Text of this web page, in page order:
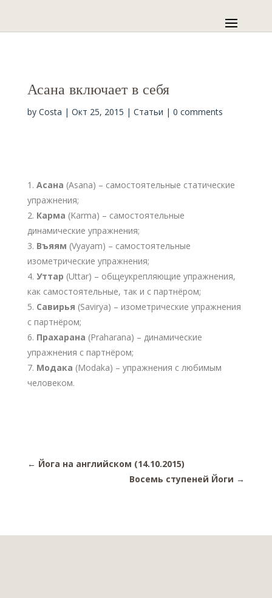
Асана включает в себя
by Costa | Окт 25, 2015 | Статьи | 0 comments
Асана (Asana) – самостоятельные статические
упражнения;
Карма (Karma) – самостоятельные
динамические упражнения;
Въяям (Vyayam) – самостоятельные
изометрические упражнения;
Уттар (Uttar) – общеукрепляющие упражнения,
как самостоятельные, так и с партнёром;
Савирья (Savirya) – изометрические упражнения
с партнёром;
Прахарана (Praharana) – динамические
упражнения с партнёром;
Модака (Modaka) – упражнения с любимым
человеком.
← Йога на английском (14.10.2015)
Восемь ступеней Йоги →